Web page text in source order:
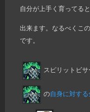
自分が上手く育ってる
出来ます。なるべくこ
です。
スピリットビサ
の自身に対する